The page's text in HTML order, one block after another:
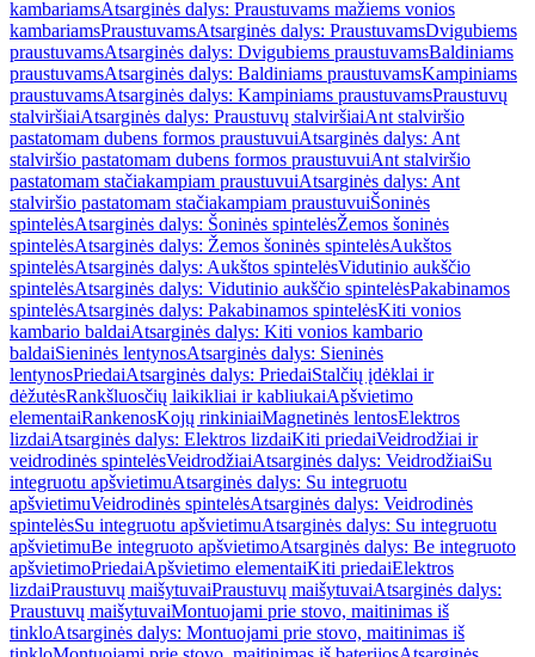
kambariamsAtsarginės dalys: Praustuvams mažiems vonios
kambariamsPraustuvamsAtsarginės dalys: PraustuvamsDvigubiems
praustuvamsAtsarginės dalys: Dvigubiems praustuvamsBaldiniams
praustuvamsAtsarginės dalys: Baldiniams praustuvamsKampiniams
praustuvamsAtsarginės dalys: Kampiniams praustuvamsPraustuvų
stalviršiaiAtsarginės dalys: Praustuvų stalviršiaiAnt stalviršio
pastatomam dubens formos praustuvuiAtsarginės dalys: Ant
stalviršio pastatomam dubens formos praustuvuiAnt stalviršio
pastatomam stačiakampiam praustuvuiAtsarginės dalys: Ant
stalviršio pastatomam stačiakampiam praustuvuiŠoninės
spintelėsAtsarginės dalys: Šoninės spintelėsŽemos šoninės
spintelėsAtsarginės dalys: Žemos šoninės spintelėsAukštos
spintelėsAtsarginės dalys: Aukštos spintelėsVidutinio aukščio
spintelėsAtsarginės dalys: Vidutinio aukščio spintelėsPakabinamos
spintelėsAtsarginės dalys: Pakabinamos spintelėsKiti vonios
kambario baldaiAtsarginės dalys: Kiti vonios kambario
baldaiSieninės lentynosAtsarginės dalys: Sieninės
lentynosPriedaiAtsarginės dalys: PriedaiStalčių įdėklai ir
dėžutėsRankšluosčių laikikliai ir kabliukaiApšvietimo
elementaiRankenosKojų rinkiniaiMagnetinės lentosElektros
lizdaiAtsarginės dalys: Elektros lizdaiKiti priedaiVeidrodžiai ir
veidrodinės spintelėsVeidrodžiaiAtsarginės dalys: VeidrodžiaiSu
integruotu apšvietimuAtsarginės dalys: Su integruotu
apšvietimuVeidrodinės spintelėsAtsarginės dalys: Veidrodinės
spintelėsSu integruotu apšvietimuAtsarginės dalys: Su integruotu
apšvietimuBe integruoto apšvietimoAtsarginės dalys: Be integruoto
apšvietimoPriedaiApšvietimo elementaiKiti priedaiElektros
lizdaiPraustuvų maišytuvaiPraustuvų maišytuvaiAtsarginės dalys:
Praustuvų maišytuvaiMontuojami prie stovo, maitinimas iš
tinkloAtsarginės dalys: Montuojami prie stovo, maitinimas iš